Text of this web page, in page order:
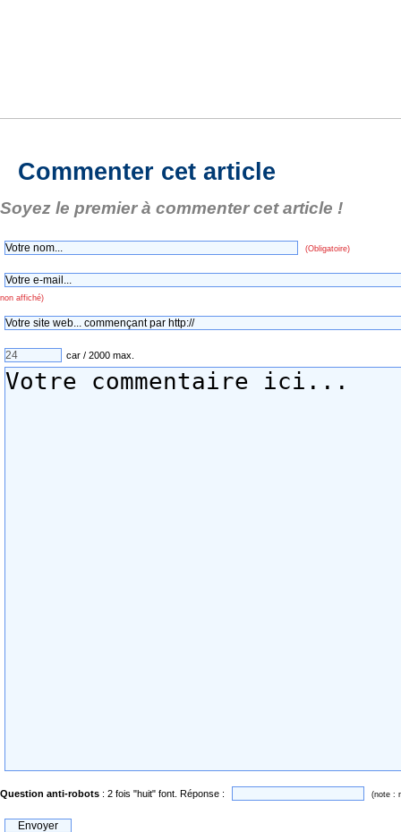
Commenter cet article
Soyez le premier à commenter cet article !
(Obligatoire)
non affiché)
car / 2000 max.
Question anti-robots : 2 fois "huit" font. Réponse : (note :